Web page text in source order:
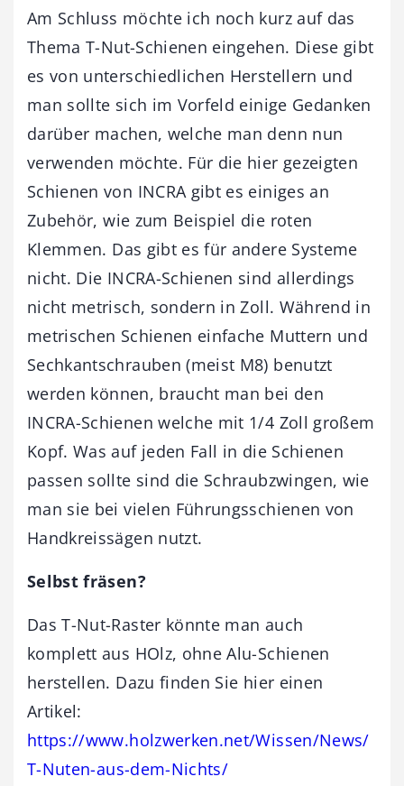
Am Schluss möchte ich noch kurz auf das
Thema T-Nut-Schienen eingehen. Diese gibt
es von unterschiedlichen Herstellern und
man sollte sich im Vorfeld einige Gedanken
darüber machen, welche man denn nun
verwenden möchte. Für die hier gezeigten
Schienen von INCRA gibt es einiges an
Zubehör, wie zum Beispiel die roten
Klemmen. Das gibt es für andere Systeme
nicht. Die INCRA-Schienen sind allerdings
nicht metrisch, sondern in Zoll. Während in
metrischen Schienen einfache Muttern und
Sechkantschrauben (meist M8) benutzt
werden können, braucht man bei den
INCRA-Schienen welche mit 1/4 Zoll großem
Kopf. Was auf jeden Fall in die Schienen
passen sollte sind die Schraubzwingen, wie
man sie bei vielen Führungsschienen von
Handkreissägen nutzt.
Selbst fräsen?
Das T-Nut-Raster könnte man auch
komplett aus HOlz, ohne Alu-Schienen
herstellen. Dazu finden Sie hier einen
Artikel:
https://www.holzwerken.net/Wissen/News/
T-Nuten-aus-dem-Nichts/